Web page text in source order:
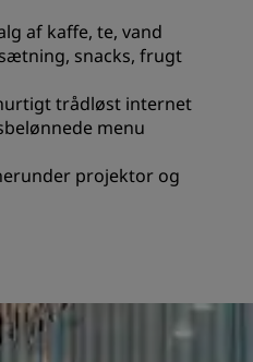
af kaffe, te, vand
snacks, frugt
trådløst internet
menu
projektor og